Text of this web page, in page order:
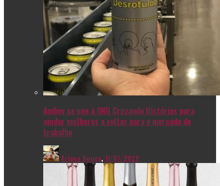
Ambev se une à ONG Cruzando Histórias para
ajudar mulheres a voltar para o mercado de
trabalho
Ariana Souza,11/07/2022